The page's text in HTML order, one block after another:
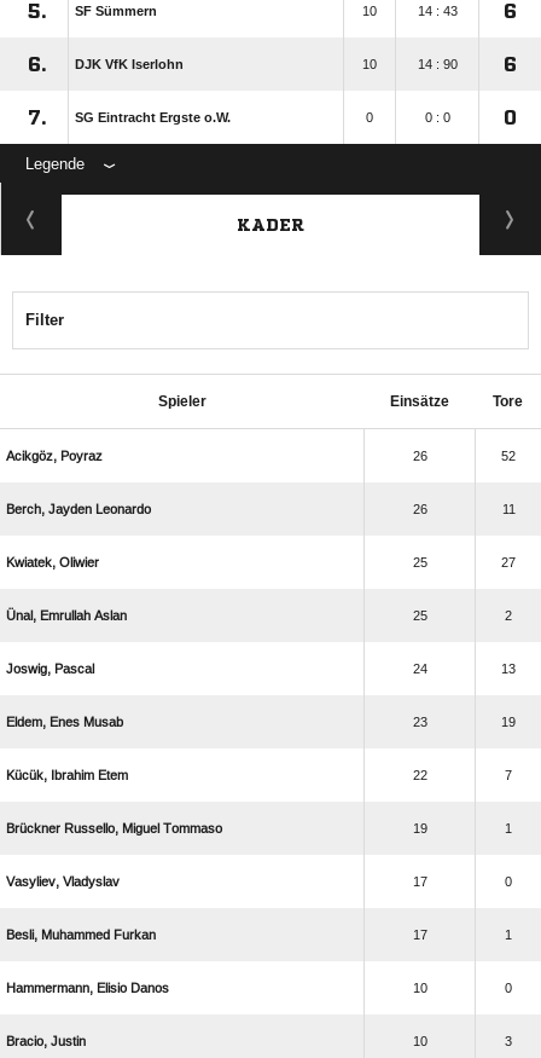
5. SF Sümmern 10 14 : 43 6
6. DJK VfK Iserlohn 10 14 : 90 6
7. SG Eintracht Ergste o.W. 0 0 : 0 0
Legende
KADER
Filter
Spieler Einsätze Tore
  26 52
   26 11
  25 27
   25 2
  24 13
   23 19
   22 7
    19 1
  17 0
   17 1
   10 0
  10 3